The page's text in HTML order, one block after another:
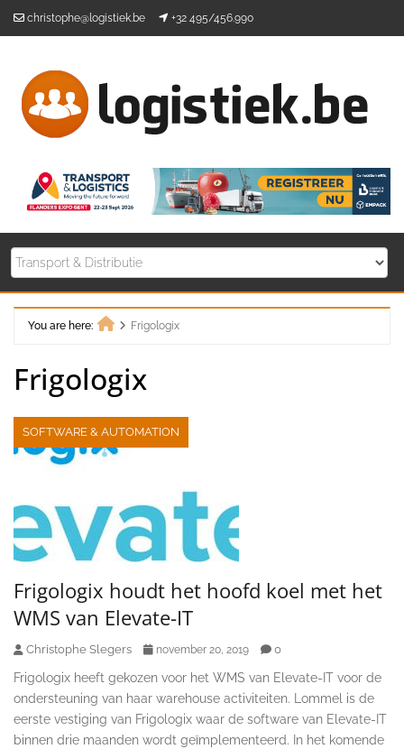
christophe@logistiek.be +32 495/456.990
You are here:
Frigologix
Frigologix
SOFTWARE & AUTOMATION
Frigologix houdt het hoofd koel met het
WMS van Elevate-IT
Christophe Slegers november 20, 2019 0
Frigologix heeft gekozen voor het WMS van Elevate-IT voor de
ondersteuning van haar warehouse activiteiten. Lommel is de
eerste vestiging van Frigologix waar de software van Elevate-IT
binnen drie maanden wordt geïmplementeerd. In het komende